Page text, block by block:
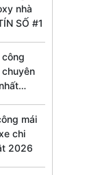
nhà
SỐ #1
công
mái
chi
2026